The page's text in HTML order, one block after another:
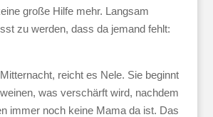
große Hilfe mehr. Langsam
zu werden, dass da jemand fehlt:
reicht es Nele. Sie beginnt
was verschärft wird, nachdem
immer noch keine Mama da ist. Das